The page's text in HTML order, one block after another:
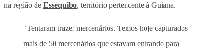
na região de Essequibo, território pertencente à Guiana.
“Tentaram trazer mercenários. Temos hoje capturados
mais de 50 mercenários que estavam entrando para